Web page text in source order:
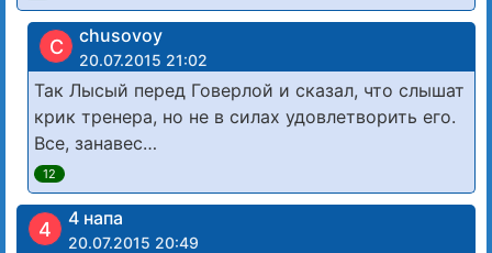
C chusovoy
20.07.2015 21:02
Так Лысый перед Говерлой и сказал, что слышат
крик тренера, но не в силах удовлетворить его.
Все, занавес…
12
4 4 напа
20.07.2015 20:49